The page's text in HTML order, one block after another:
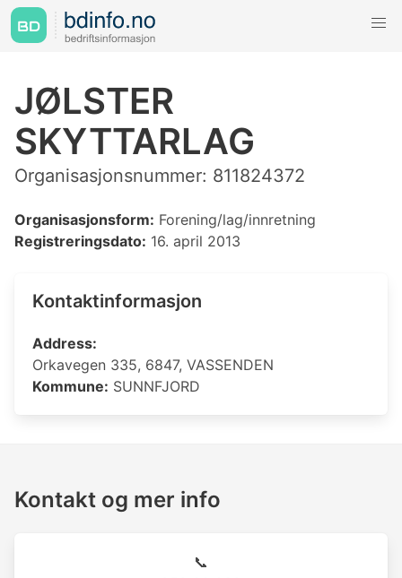
JØLSTER
SKYTTARLAG
Organisasjonsnummer: 811824372
Organisasjonsform: Forening/lag/innretning
Registreringsdato: 16. april 2013
Kontaktinformasjon
Address:
Orkavegen 335, 6847, VASSENDEN
Kommune: SUNNFJORD
Kontakt og mer info
📞